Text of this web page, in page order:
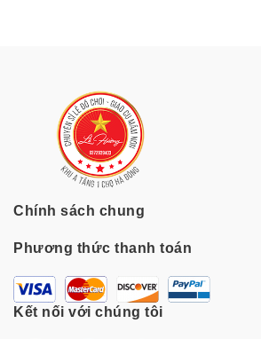
Chính sách chung
Phương thức thanh toán
Kết nối với chúng tôi